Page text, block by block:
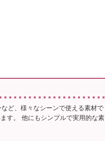
ど、様々なシーンで使える素材で
す。 他にもシンプルで実用的な素